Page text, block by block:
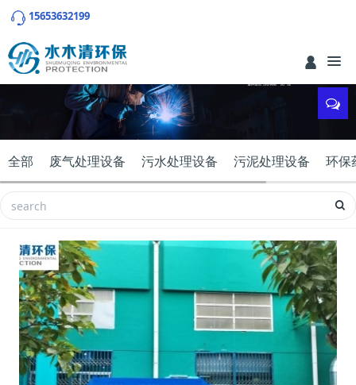
15653632199
全部 废气处理设备 污水处理设备 污泥处理设备 环保